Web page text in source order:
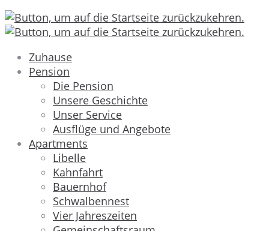
Zuhause
Pension
Die Pension
Unsere Geschichte
Unser Service
Ausflüge und Angebote
Apartments
Libelle
Kahnfahrt
Bauernhof
Schwalbennest
Vier Jahreszeiten